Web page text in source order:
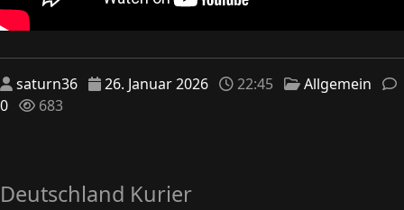
saturn36 26. Januar 2026 22:45
Allgemein
0
683
Deutschland Kurier